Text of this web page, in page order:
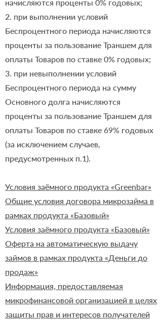
начисляются проценты 0% годовых;
2. при выполнении условий
Беспроцентного периода начисляются
проценты за пользование Траншем для
оплаты Товаров по ставке 0% годовых;
3. при невыполнении условий
Беспроцентного периода на сумму
Основного долга начисляются
проценты за пользование Траншем для
оплаты Товаров по ставке 69% годовых
(за исключением случаев,
предусмотренных п.1).
Условия заёмного продукта «Greenbar»
Общие условия договора микрозайма в
рамках продукта «Базовый»
Условия заёмного продукта «Базовый»
Оферта на автоматическую выдачу
займов в рамках продукта «Деньги до
продаж»
Информация, предоставляемая
микрофинансовой организацией в целях
защиты прав и интересов получателей